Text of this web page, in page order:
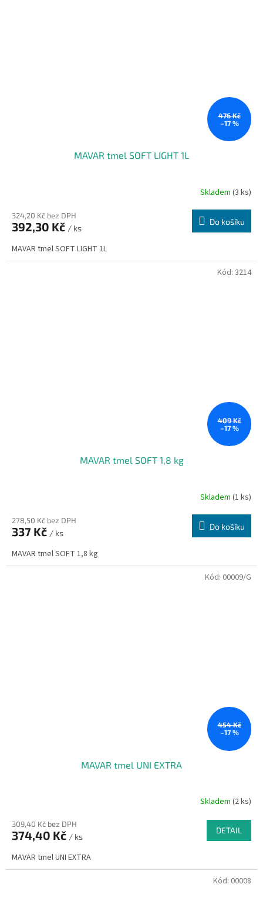
476 Kč
–17 %
MAVAR tmel SOFT LIGHT 1L
Skladem (3 ks)
324,20 Kč bez DPH
392,30 Kč / ks
Do košíku
MAVAR tmel SOFT LIGHT 1L
409 Kč
–17 %
MAVAR tmel SOFT 1,8 kg
Skladem (1 ks)
278,50 Kč bez DPH
337 Kč / ks
Do košíku
MAVAR tmel SOFT 1,8 kg
Kód: 3214
454 Kč
–17 %
MAVAR tmel UNI EXTRA
Skladem (2 ks)
309,40 Kč bez DPH
374,40 Kč / ks
DETAIL
MAVAR tmel UNI EXTRA
Kód: 00009/G
Kód: 00008